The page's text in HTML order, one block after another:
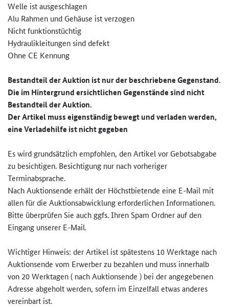
Welle ist ausgeschlagen
Alu Rahmen und Gehäuse ist verzogen
Nicht funktionstüchtig
Hydraulikleitungen sind defekt
Ohne CE Kennung
Bestandteil der Auktion ist nur der beschriebene Gegenstand.
Die im Hintergrund ersichtlichen Gegenstände sind nicht
Bestandteil der Auktion.
Der Artikel muss eigenständig bewegt und verladen werden,
eine Verladehilfe ist nicht gegeben
Es wird grundsätzlich empfohlen, den Artikel vor Gebotsabgabe
zu besichtigen. Besichtigung nur nach vorheriger
Terminabsprache.
Nach Auktionsende erhält der Höchstbietende eine E-Mail mit
allen für die Auktionsabwicklung erforderlichen Informationen.
Bitte überprüfen Sie auch ggfs. Ihren Spam Ordner auf den
Eingang unserer E-Mail.
Wichtiger Hinweis: der Artikel ist spätestens 10 Werktage nach
Auktionsende vom Erwerber zu bezahlen und muss innerhalb
von 20 Werktagen ( nach Auktionsende ) bei der angegebenen
Adresse abgeholt werden, sofern im Einzelfall etwas anderes
vereinbart ist.